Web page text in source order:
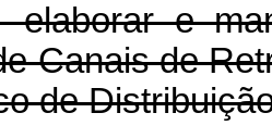
elaborar e
Canais de
de